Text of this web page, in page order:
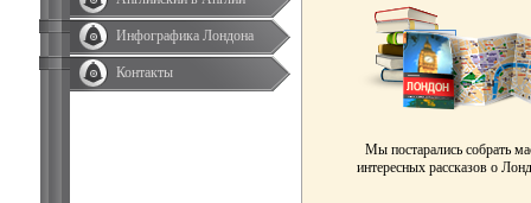
Инфографика Лондона
Контакты
Мы постарались собрать
интересных рассказов о